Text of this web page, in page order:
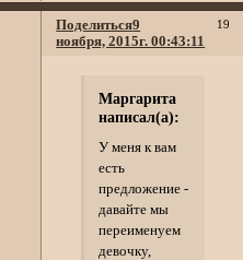
Поделиться 19
9
ноября, 2015г. 00:43:11
Маргарита
написал(а):
У меня к вам
есть
предложение -
давайте мы
переименуем
девочку,